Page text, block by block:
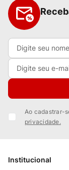
Ao cadastrar-
privacidade.
Institucional